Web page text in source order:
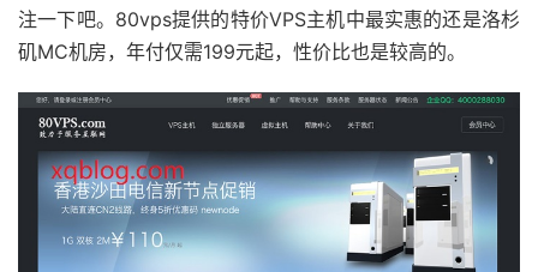
注一下吧。80vps提供的特价VPS主机中最实惠的还是洛杉
矶MC机房，年付仅需199元起，性价比也是较高的。